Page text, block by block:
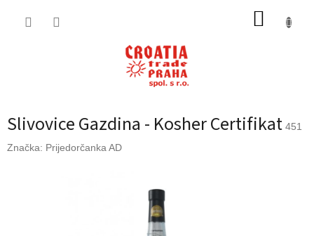
Slivovice Gazdina - Kosher Certifikat 451
Značka: Prijedorčanka AD